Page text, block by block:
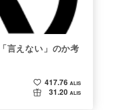
言えない」のか考
417.76 ALIS
31.20 ALIS